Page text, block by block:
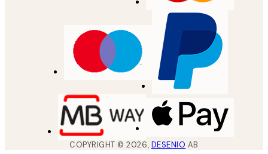
COPYRIGHT ©2026, DESENIO AB